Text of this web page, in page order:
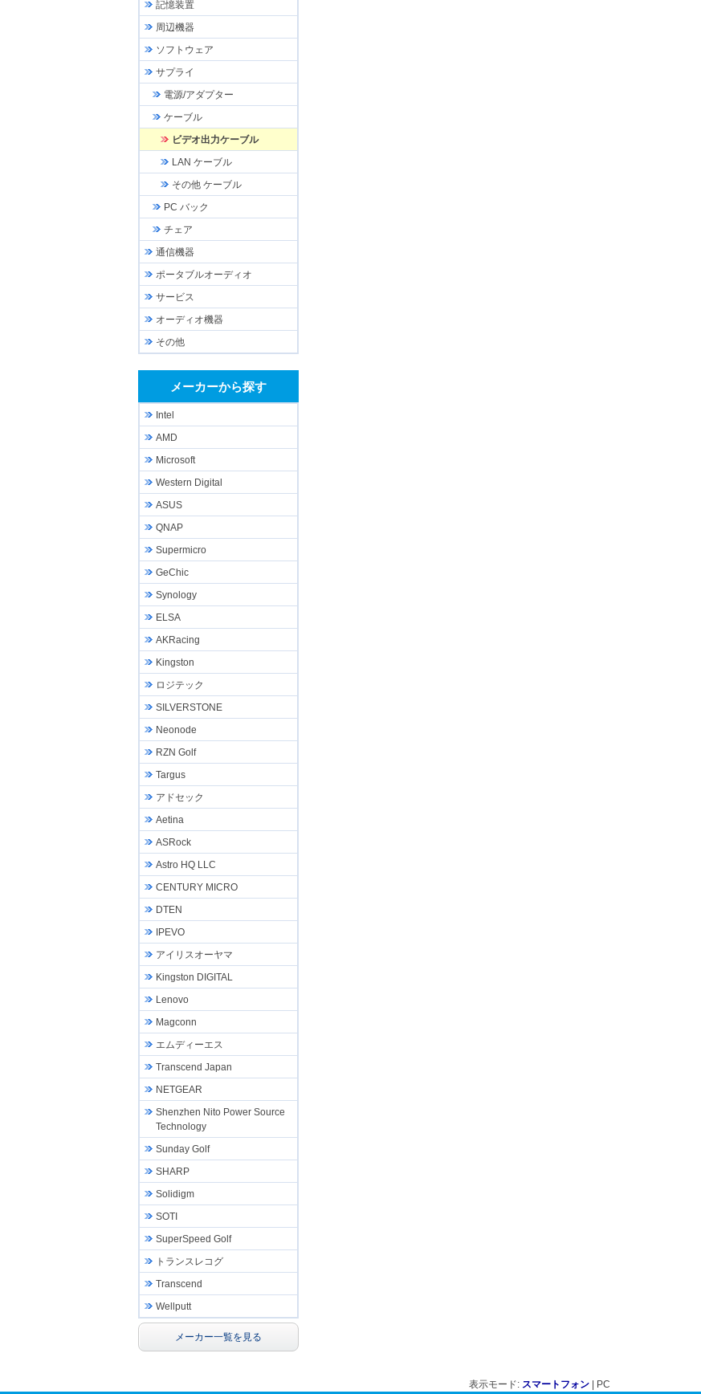
記憶装置
周辺機器
ソフトウェア
サプライ
電源/アダプター
ケーブル
ビデオ出力ケーブル
LAN ケーブル
その他 ケーブル
PC バック
チェア
通信機器
ポータブルオーディオ
サービス
オーディオ機器
その他
メーカーから探す
Intel
AMD
Microsoft
Western Digital
ASUS
QNAP
Supermicro
GeChic
Synology
ELSA
AKRacing
Kingston
ロジテック
SILVERSTONE
Neonode
RZN Golf
Targus
アドセック
Aetina
ASRock
Astro HQ LLC
CENTURY MICRO
DTEN
IPEVO
アイリスオーヤマ
Kingston DIGITAL
Lenovo
Magconn
エムディーエス
Transcend Japan
NETGEAR
Shenzhen Nito Power Source
Technology
Sunday Golf
SHARP
Solidigm
SOTI
SuperSpeed Golf
トランスレコグ
Transcend
Wellputt
メーカー一覧を見る
表示モード: スマートフォン | PC